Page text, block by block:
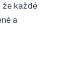
že každé
a